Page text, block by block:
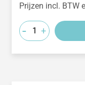
Prijzen incl. BTW
- +